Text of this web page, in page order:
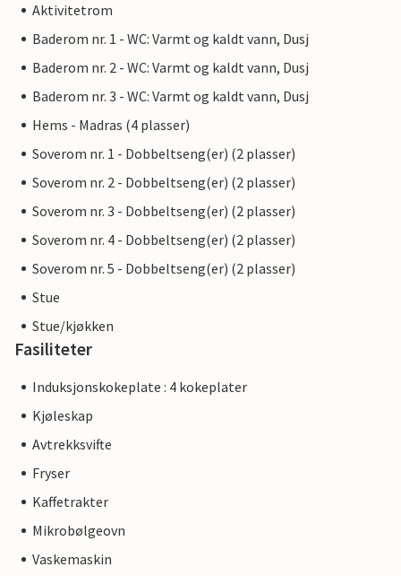
Aktivitetrom
Baderom nr. 1 - WC: Varmt og kaldt vann, Dusj
Baderom nr. 2 - WC: Varmt og kaldt vann, Dusj
Baderom nr. 3 - WC: Varmt og kaldt vann, Dusj
Hems - Madras (4 plasser)
Soverom nr. 1 - Dobbeltseng(er) (2 plasser)
Soverom nr. 2 - Dobbeltseng(er) (2 plasser)
Soverom nr. 3 - Dobbeltseng(er) (2 plasser)
Soverom nr. 4 - Dobbeltseng(er) (2 plasser)
Soverom nr. 5 - Dobbeltseng(er) (2 plasser)
Stue
Stue/kjøkken
Fasiliteter
Induksjonskokeplate : 4 kokeplater
Kjøleskap
Avtrekksvifte
Fryser
Kaffetrakter
Mikrobølgeovn
Vaskemaskin